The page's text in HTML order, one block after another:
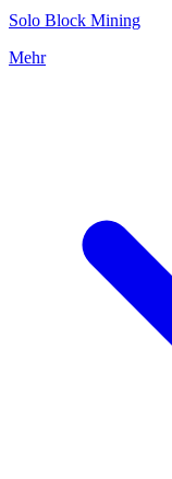
Solo Block Mining
Mehr